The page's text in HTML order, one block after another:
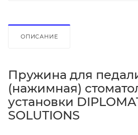
ОПИСАНИЕ
Пружина для
(нажимная)
установки
SOLUTIONS